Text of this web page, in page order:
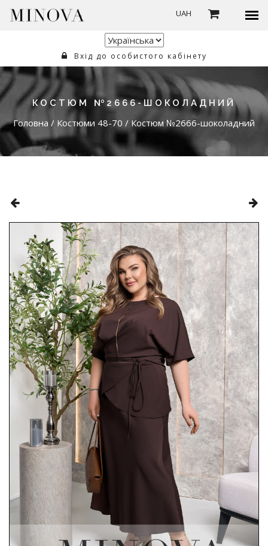
UAH
Вхід до особистого кабінету
КОСТЮМ №2666-ШОКОЛАДНИЙ
Головна / Костюми 48-70 / Костюм №2666-шоколадний